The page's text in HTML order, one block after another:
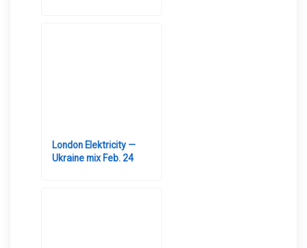
London Elektricity —
Ukraine mix Feb. 24